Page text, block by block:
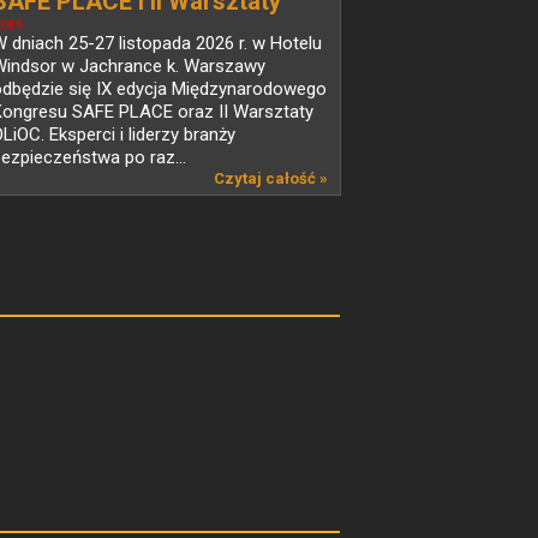
– wakacyjna pula
na wyjątkowe
dniach 25-27 listopada 2026 r. w Hotelu
w Jachrance k. Warszawy
się IX edycja Międzynarodowego
SAFE PLACE oraz II Warsztaty
Eksperci i liderzy branży
po raz...
Czytaj całość »